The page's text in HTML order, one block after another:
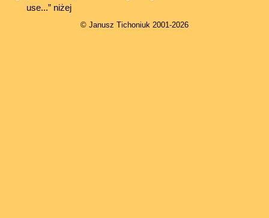
use...” niżej
© Janusz Tichoniuk 2001-2026